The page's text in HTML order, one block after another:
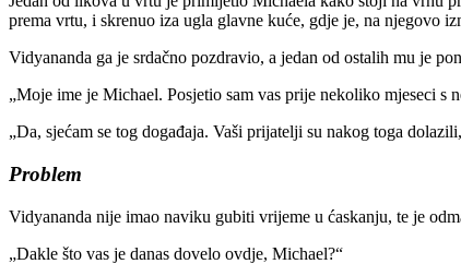
prema vrtu, i skrenuo iza ugla glavne kuće, gdje je, na njegovo
Vidyananda ga je srdačno pozdravio, a jedan od ostalih mu je
„Moje ime je Michael. Posjetio sam vas prije nekoliko mjeseci
„Da, sjećam se tog događaja. Vaši prijatelji su nakog toga
Problem
Vidyananda nije imao naviku gubiti vrijeme u ćaskanju, te je
„Dakle što vas je danas dovelo ovdje, Michael?“